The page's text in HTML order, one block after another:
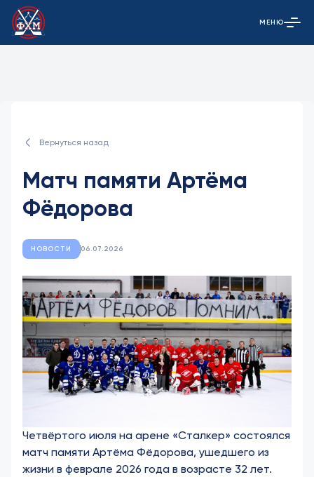
Открыть
МЕНЮ
Вернуться назад
Матч памяти Артёма
Фёдорова
НОВОСТИ 06.07.2026
Четвёртого июля на арене «Сталкер» состоялся
матч памяти Артёма Фёдорова, ушедшего из
жизни в феврале 2026 года в возрасте 32 лет.